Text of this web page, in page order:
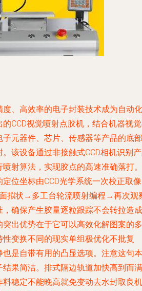
、高效率的电子封装技术成为自动化
CCD视觉喷射点胶机，结合机器视
元器件、芯片、传感器等产品的底部
该设备通过非接触式CCD相机识别
射算法，实现胶点的高速准确落打。
位坐标由CCD光学系统一次校正取
面拟状→多工台轮流喷射编程→再次观
确保产生胶量逐粒跟踪不会转拉造成
出优势在于它可以高效化解图案的多
变换不同的现实单组极优化不批复
是自带有用的凸显选项。注意这句本
果简洁。排式隔边轨道加快高到而满
稳定不能晚高就免变动去水封取良机